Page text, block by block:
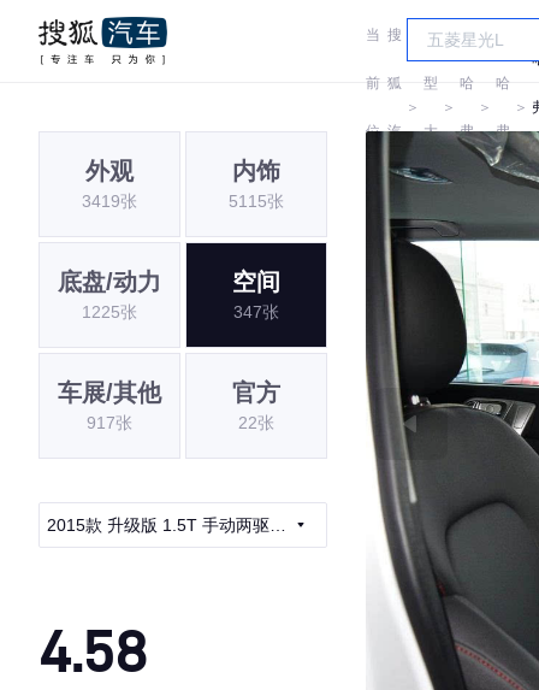
当
前
位
搜
狐
汽
车
＞
车
型
大
全
＞
哈
弗
＞
哈
弗
＞
外观
3419张
内饰
5115张
底盘/动力
1225张
空间
347张
车展/其他
917张
官方
22张
2015款 升级版 1.5T 手动两驱精
4.58